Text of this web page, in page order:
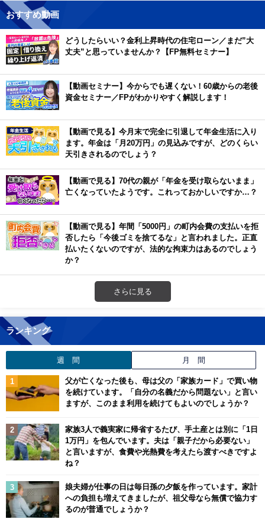
おすすめ動画
どうしたらいい？金利上昇時代の住宅ローン／まだ”大
丈夫”と思っていませんか？【FP無料セミナー】
【動画セミナー】今からでも遅くない！60歳からの老後
資金セミナー／FPがわかりやすく解説します！
【動画で見る】今月末で完全に引退して年金生活に入り
ます。年金は「月20万円」の見込みですが、どのくらい
天引きされるのでしょう？
【動画で見る】70代の親が「年金を受け取らないまま」
亡くなっていたようです。これっておかしいですか…？
【動画で見る】年間「5000円」の町内会費の支払いを拒
否したら「今後ゴミを捨てるな」と言われました。正直
払いたくないのですが、法的な拘束力はあるのでしょう
か？
さらに見る
ランキング
週 間 月 間
父が亡くなった後も、母は父の「家族カード」で買い物
を続けています。「自分の名義だから問題ない」と言い
ますが、このまま利用を続けてもよいのでしょうか？
家族3人で義実家に帰省するたび、手土産とは別に「1日
1万円」を包んでいます。夫は「親子だから必要ない」
と言いますが、食費や光熱費を考えたら渡すべきですよ
ね？
娘夫婦が仕事の日は毎日孫の夕飯を作っています。家計
への負担も増えてきましたが、祖父母なら無償で協力す
るのが普通でしょうか？